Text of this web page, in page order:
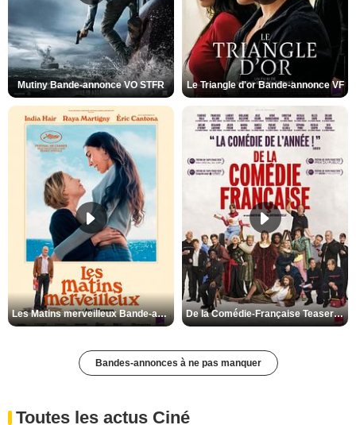
Mutiny Bande-annonce VO STFR Le Triangle d'or Bande-annonce VF
Les Matins merveilleux Bande-annonce VF De la Comédie-Française Teaser VF
Bandes-annonces à ne pas manquer
Toutes les actus Ciné